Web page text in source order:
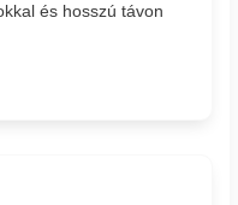
és hosszú távon